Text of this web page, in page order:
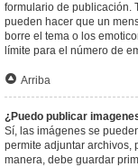
formulario de publicación.
pueden hacer que un
borre el tema o los
límite para el número de
Arriba
¿Puedo publicar
Sí, las imágenes se
permite adjuntar archivos,
manera, debe guardar